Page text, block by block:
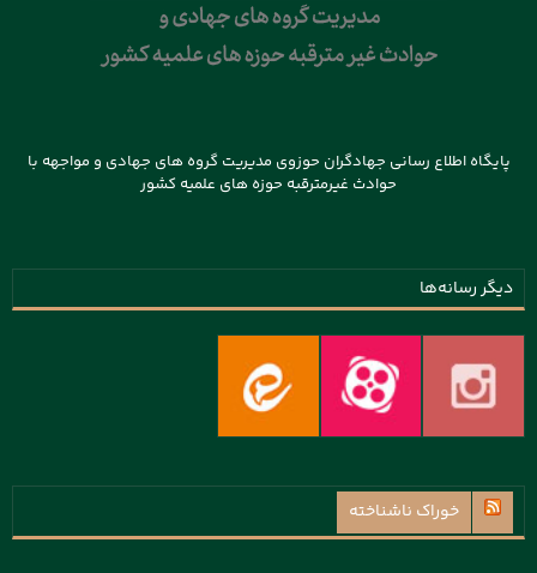
پایگاه اطلاع رسانی جهادگران حوزوی مدیریت گروه های جهادی و مواجهه با
حوادث غیرمترقبه حوزه های علمیه کشور
دیگر رسانه‌ها
خوراک ناشناخته